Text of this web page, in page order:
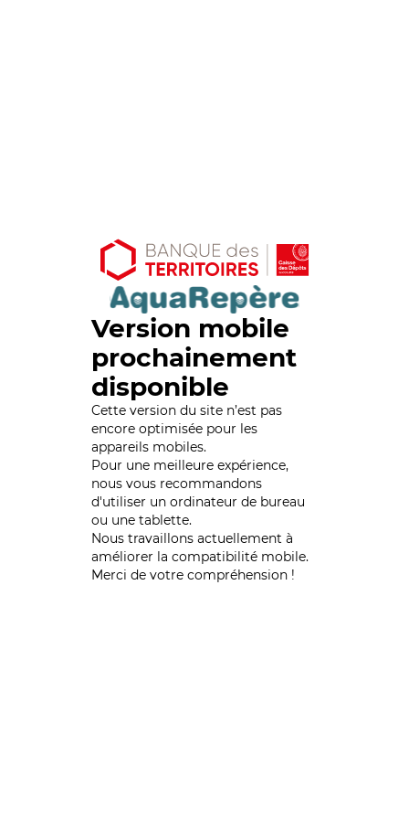
Version mobile
prochainement
disponible
Cette version du site n’est pas
encore optimisée pour les
appareils mobiles.
Pour une meilleure expérience,
nous vous recommandons
d'utiliser un ordinateur de bureau
ou une tablette.
Nous travaillons actuellement à
améliorer la compatibilité mobile.
Merci de votre compréhension !